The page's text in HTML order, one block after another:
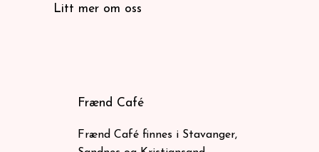
Frænd Café
Frænd Café finnes i Stavanger,
Litt mer om oss